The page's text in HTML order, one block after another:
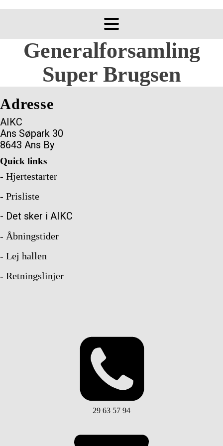
Generalforsamling
Super Brugsen
Adresse
AIKC
Ans Søpark 30
8643 Ans By
Quick links
- Hjertestarter
- Prisliste
- Det sker i AIKC
- Åbningstider
- Lej hallen
- Retningslinjer
29 63 57 94